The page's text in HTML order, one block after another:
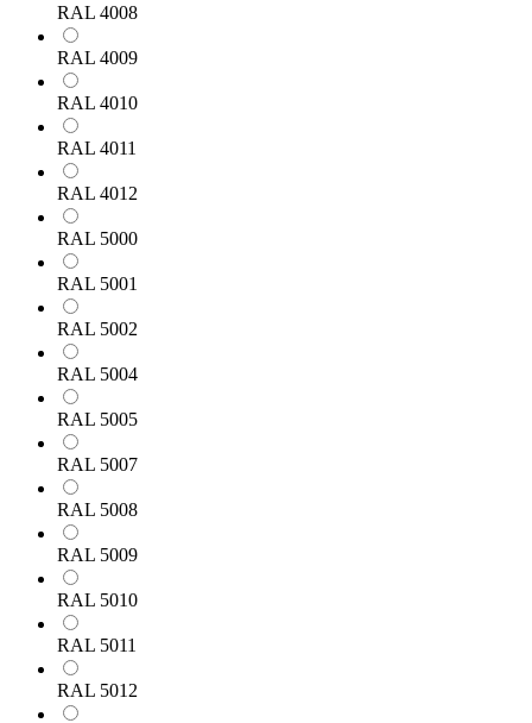
RAL 4008
RAL 4009
RAL 4010
RAL 4011
RAL 4012
RAL 5000
RAL 5001
RAL 5002
RAL 5004
RAL 5005
RAL 5007
RAL 5008
RAL 5009
RAL 5010
RAL 5011
RAL 5012